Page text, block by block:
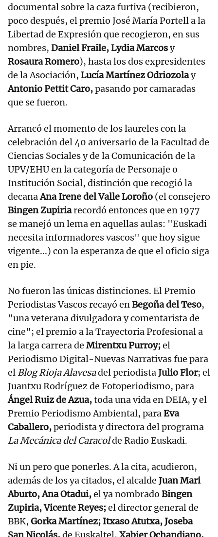
documental sobre la caza furtiva (recibieron,
poco después, el premio José María Portell a la
Libertad de Expresión que recogieron, en sus
nombres, Daniel Fraile, Lydia Marcosy
Rosaura Romero), hasta los dos expresidentes
de la Asociación, Lucía Martínez Odriozolay
Antonio Pettit Caro,pasando por camaradas
que se fueron.
Arrancó el momento de los laureles con la
celebración del 40 aniversario de la Facultad de
Ciencias Sociales y de la Comunicación de la
UPV/EHU en la categoría de Personaje o
Institución Social, distinción que recogió la
decanaAna Irene del Valle Loroño (el consejero
Bingen Zupiriarecordó entonces que en 1977
se manejó un lema en aquellas aulas: "Euskadi
necesita informadores vascos" que hoy sigue
vigente...) con la esperanza de que el oficio siga
en pie.
No fueron las únicas distinciones. El Premio
Periodistas Vascos recayó enBegoña del Teso,
"una veterana divulgadora y comentarista de
cine"; el premio a la Trayectoria Profesional a
la larga carrera de Mirentxu Purroy;el
Periodismo Digital-Nuevas Narrativas fue para
el Blog Rioja Alavesadel periodistaJulio Flor; el
Juantxu Rodríguez de Fotoperiodismo, para
Ángel Ruiz de Azua,toda una vida en DEIA, y el
Premio Periodismo Ambiental, paraEva
Caballero,periodista y directora del programa
La Mecánica del Caracolde Radio Euskadi.
Ni un pero que ponerles. A la cita, acudieron,
además de los ya citados, el alcalde Juan Mari
Aburto, Ana Otadui,el ya nombrado Bingen
Zupiria, Vicente Reyes;el director general de
BBK, Gorka Martínez; Itxaso Atutxa, Joseba